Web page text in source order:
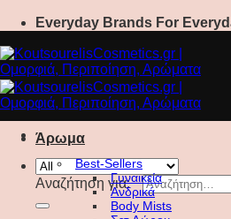
Everyday Brands For
Αναζήτηση για:
Άρωμα
Best-Sellers
Γυναικεία
Ανδρικά
Body Mists